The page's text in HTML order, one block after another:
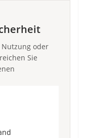
Nutzung oder
Sie